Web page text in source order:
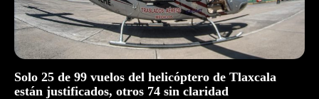
Solo 25 de 99 vuelos del helicóptero de Tlaxcala
están justificados, otros 74 sin claridad